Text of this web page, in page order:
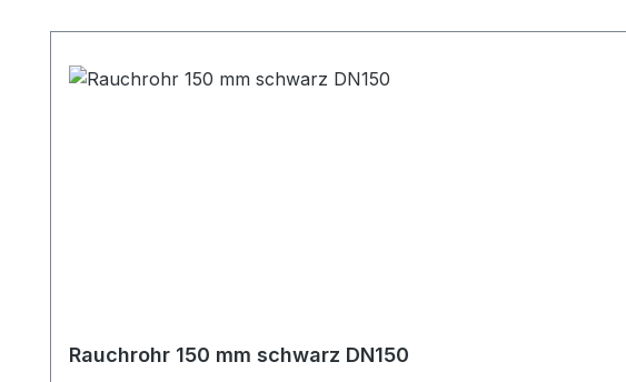
Rauchrohr 150 mm schwarz DN150